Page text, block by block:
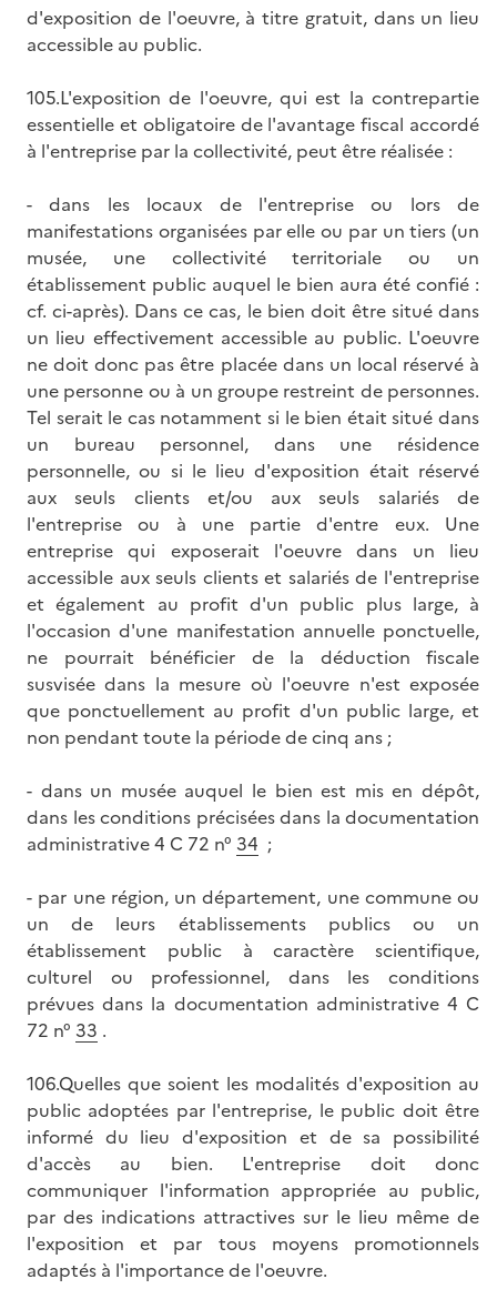
d'exposition de l'oeuvre, à titre gratuit, dans un lieu
accessible au public.
105.L'exposition de l'oeuvre, qui est la contrepartie
essentielle et obligatoire de l'avantage fiscal accordé
à l'entreprise par la collectivité, peut être réalisée :
- dans les locaux de l'entreprise ou lors de
manifestations organisées par elle ou par un tiers (un
musée, une collectivité territoriale ou un
établissement public auquel le bien aura été confié :
cf. ci-après). Dans ce cas, le bien doit être situé dans
un lieu effectivement accessible au public. L'oeuvre
ne doit donc pas être placée dans un local réservé à
une personne ou à un groupe restreint de personnes.
Tel serait le cas notamment si le bien était situé dans
un bureau personnel, dans une résidence
personnelle, ou si le lieu d'exposition était réservé
aux seuls clients et/ou aux seuls salariés de
l'entreprise ou à une partie d'entre eux. Une
entreprise qui exposerait l'oeuvre dans un lieu
accessible aux seuls clients et salariés de l'entreprise
et également au profit d'un public plus large, à
l'occasion d'une manifestation annuelle ponctuelle,
ne pourrait bénéficier de la déduction fiscale
susvisée dans la mesure où l'oeuvre n'est exposée
que ponctuellement au profit d'un public large, et
non pendant toute la période de cinq ans ;
- dans un musée auquel le bien est mis en dépôt,
dans les conditions précisées dans la documentation
administrative 4 C 72 n° 34 ;
- par une région, un département, une commune ou
un de leurs établissements publics ou un
établissement public à caractère scientifique,
culturel ou professionnel, dans les conditions
prévues dans la documentation administrative 4 C
72 n° 33 .
106.Quelles que soient les modalités d'exposition au
public adoptées par l'entreprise, le public doit être
informé du lieu d'exposition et de sa possibilité
d'accès au bien. L'entreprise doit donc
communiquer l'information appropriée au public,
par des indications attractives sur le lieu même de
l'exposition et par tous moyens promotionnels
adaptés à l'importance de l'oeuvre.